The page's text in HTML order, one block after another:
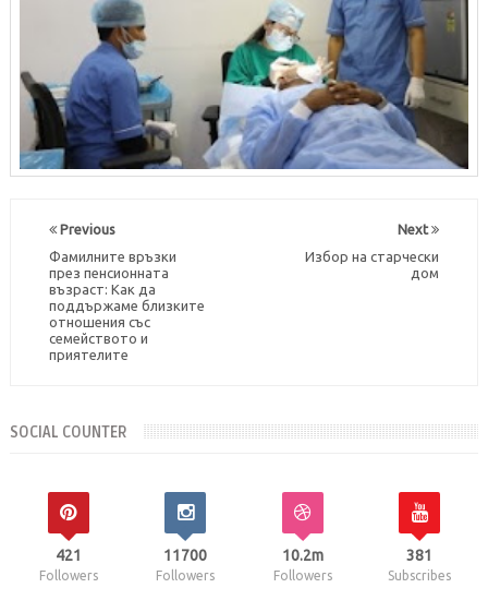
Next
Избор на старчески
дом
Previous
Фамилните връзки
през пенсионната
възраст: Как да
поддържаме близките
отношения със
семейството и
приятелите
SOCIAL COUNTER
421
Followers
11700
Followers
10.2m
Followers
381
Subscribes